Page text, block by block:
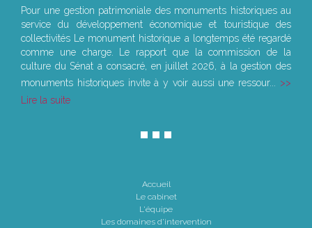
Pour une gestion patrimoniale des monuments historiques au
service du développement économique et touristique des
collectivités Le monument historique a longtemps été regardé
comme une charge. Le rapport que la commission de la
culture du Sénat a consacré, en juillet 2026, à la gestion des
monuments historiques invite à y voir aussi une ressour...
Lire la suite
Accueil
Le cabinet
L'équipe
Les domaines d'intervention